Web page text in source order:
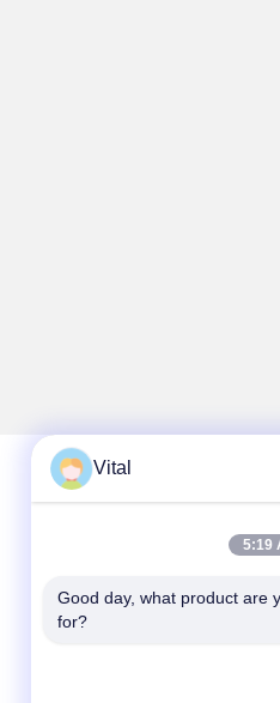
تلفن
Vital
5:19
Good day, what product are
for?